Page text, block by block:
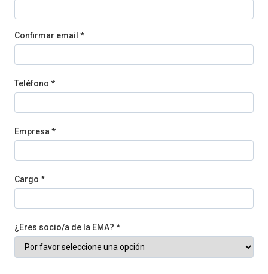
Confirmar email *
Teléfono *
Empresa *
Cargo *
¿Eres socio/a de la EMA? *